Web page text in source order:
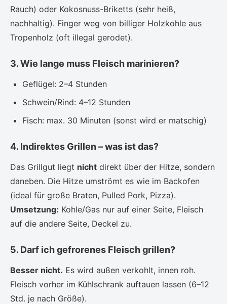
Rauch) oder Kokosnuss-Briketts (sehr heiß,
nachhaltig). Finger weg von billiger Holzkohle aus
Tropenholz (oft illegal gerodet).
3. Wie lange muss Fleisch marinieren?
Geflügel: 2–4 Stunden
Schwein/Rind: 4–12 Stunden
Fisch: max. 30 Minuten (sonst wird er matschig)
4. Indirektes Grillen – was ist das?
Das Grillgut liegt nicht direkt über der Hitze, sondern
daneben. Die Hitze umströmt es wie im Backofen
(ideal für große Braten, Pulled Pork, Pizza).
Umsetzung: Kohle/Gas nur auf einer Seite, Fleisch
auf die andere Seite, Deckel zu.
5. Darf ich gefrorenes Fleisch grillen?
Besser nicht. Es wird außen verkohlt, innen roh.
Fleisch vorher im Kühlschrank auftauen lassen (6–12
Std. je nach Größe).